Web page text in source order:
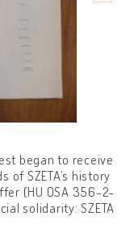
began to receive
SZETA’s history
(HU OSA 356-2-
solidarity: SZETA